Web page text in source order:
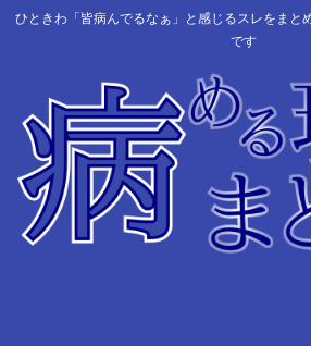
ひときわ「皆病んでるなぁ」と感じるスレをまと
です